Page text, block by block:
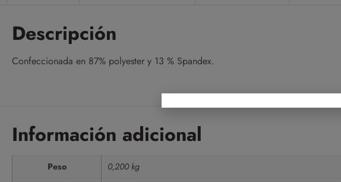
Descripción
Confeccionada en 87% polyester y 13 % Spandex.
Información adicional
Peso
0,200 kg